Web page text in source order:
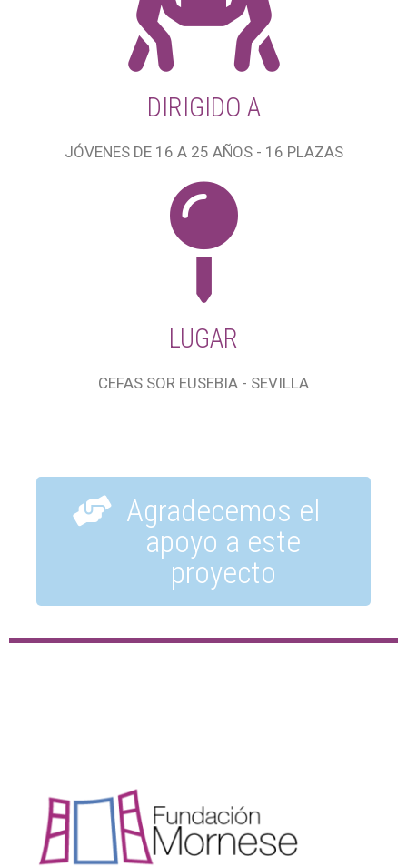
DIRIGIDO A
JÓVENES DE 16 A 25 AÑOS - 16 PLAZAS
LUGAR
CEFAS SOR EUSEBIA - SEVILLA
Agradecemos el
apoyo a este
proyecto